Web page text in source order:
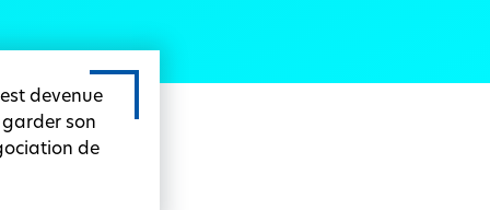
devenue
son
de